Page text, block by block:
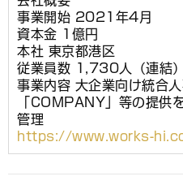
事業開始 2021年4月
資本金 1億円
本社 東京都港区
従業員数 1,730人（連結）
事業内容 大企業向け統合
「COMPANY」等の提供
管理
https://www.works-